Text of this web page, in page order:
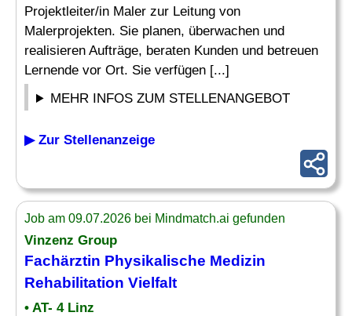
Projektleiter/in Maler zur Leitung von
Malerprojekten. Sie planen, überwachen und
realisieren Aufträge, beraten Kunden und betreuen
Lernende vor Ort. Sie verfügen [...]
MEHR INFOS ZUM STELLENANGEBOT
▶ Zur Stellenanzeige
Job am 09.07.2026 bei Mindmatch.ai gefunden
Vinzenz Group
Fachärztin Physikalische Medizin
Rehabilitation Vielfalt
• AT- 4 Linz